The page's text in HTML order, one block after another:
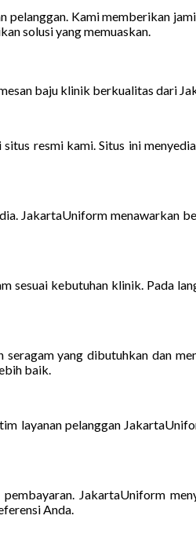
Kami memberikan
solusi yang memuaskan.
baju klinik berkualitas dari
resmi kami. Situs ini
JakartaUniform menawarkan
sesuai kebutuhan klinik. Pada
yang dibutuhkan dan
baik.
layanan pelanggan
JakartaUniform
Anda.